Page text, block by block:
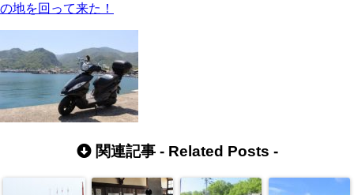
の地を回って来た！
関連記事 - Related Posts -